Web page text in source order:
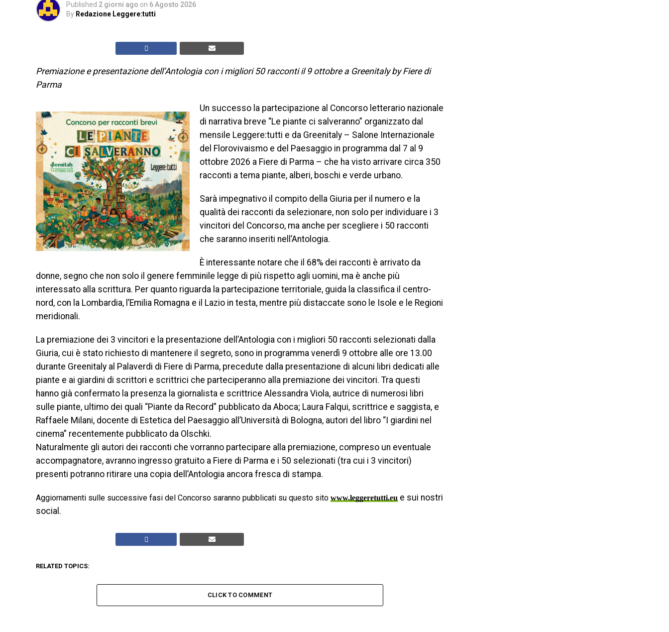
Published 2 giorni ago on 6 Agosto 2026
By Redazione Leggere:tutti
Premiazione e presentazione dell’Antologia con i migliori 50 racconti il 9 ottobre a Greenitaly by Fiere di
Parma
Un successo la partecipazione al Concorso letterario nazionale
di narrativa breve “Le piante ci salveranno” organizzato dal
mensile Leggere:tutti e da Greenitaly – Salone Internazionale
del Florovivaismo e del Paesaggio in programma dal 7 al 9
ottobre 2026 a Fiere di Parma – che ha visto arrivare circa 350
racconti a tema piante, alberi, boschi e verde urbano.
Sarà impegnativo il compito della Giuria per il numero e la
qualità dei racconti da selezionare, non solo per individuare i 3
vincitori del Concorso, ma anche per scegliere i 50 racconti
che saranno inseriti nell’Antologia.
È interessante notare che il 68% dei racconti è arrivato da
donne, segno che non solo il genere femminile legge di più rispetto agli uomini, ma è anche più
interessato alla scrittura. Per quanto riguarda la partecipazione territoriale, guida la classifica il centro-
nord, con la Lombardia, l’Emilia Romagna e il Lazio in testa, mentre più distaccate sono le Isole e le Regioni
meridionali.
La premiazione dei 3 vincitori e la presentazione dell’Antologia con i migliori 50 racconti selezionati dalla
Giuria, cui è stato richiesto di mantenere il segreto, sono in programma venerdì 9 ottobre alle ore 13.00
durante Greenitaly al Palaverdi di Fiere di Parma, precedute dalla presentazione di alcuni libri dedicati alle
piante e ai giardini di scrittori e scrittrici che parteciperanno alla premiazione dei vincitori. Tra questi
hanno già confermato la presenza la giornalista e scrittrice Alessandra Viola, autrice di numerosi libri
sulle piante, ultimo dei quali “Piante da Record” pubblicato da Aboca; Laura Falqui, scrittrice e saggista, e
Raffaele Milani, docente di Estetica del Paesaggio all’Università di Bologna, autori del libro “I giardini nel
cinema” recentemente pubblicato da Olschki.
Naturalmente gli autori dei racconti che vorranno partecipare alla premiazione, compreso un eventuale
accompagnatore, avranno ingresso gratuito a Fiere di Parma e i 50 selezionati (tra cui i 3 vincitori)
presenti potranno ritirare una copia dell’Antologia ancora fresca di stampa.
Aggiornamenti sulle successive fasi del Concorso saranno pubblicati su questo sito www.leggeretutti.eu e sui nostri
social.
RELATED TOPICS:
CLICK TO COMMENT